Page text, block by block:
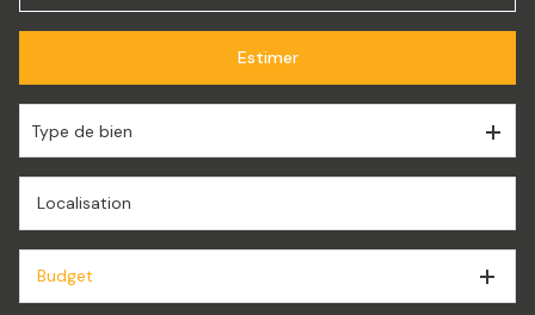
De l'immo pro
Estimer
Type de bien
Budget